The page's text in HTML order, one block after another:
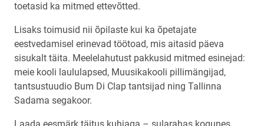
toetasid ka mitmed ettevõtted.
Lisaks toimusid nii õpilaste kui ka õpetajate
eestvedamisel erinevad töötoad, mis aitasid päeva
sisukalt täita. Meelelahutust pakkusid mitmed esinejad:
meie kooli laululapsed, Muusikakooli pillimängijad,
tantsustuudio Bum Di Clap tantsijad ning Tallinna
Sadama segakoor.